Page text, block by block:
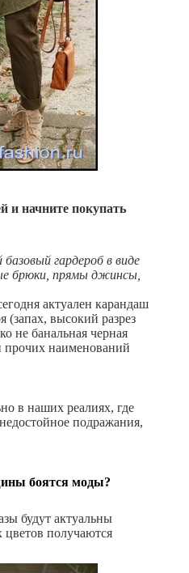
и начните покупать
гардероб в виде
брюки, прямы джинсы,
актуален карандаш
(запах, высокий разрез
не банальная черная
прочих наименований
в наших реалиях, где
подражания,
боятся моды?
будут актуальны
получаются